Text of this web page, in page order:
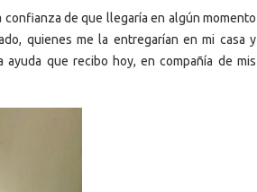
confianza de que llegaría en algún momento
quienes me la entregarían en mi casa y
que recibo hoy, en compañía de mis